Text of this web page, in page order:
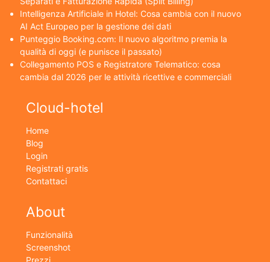
Intelligenza Artificiale in Hotel: Cosa cambia con il nuovo
AI Act Europeo per la gestione dei dati
Punteggio Booking.com: Il nuovo algoritmo premia la
qualità di oggi (e punisce il passato)
Collegamento POS e Registratore Telematico: cosa
cambia dal 2026 per le attività ricettive e commerciali
Cloud-hotel
Home
Blog
Login
Registrati gratis
Contattaci
About
Funzionalità
Screenshot